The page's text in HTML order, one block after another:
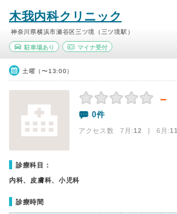
木我内科クリニック
神奈川県横浜市瀬谷区三ツ境（三ツ境駅）
駐車場あり マイナ受付
土曜（〜13:00）
－
0件
アクセス数 7月:12 | 6月:11
診療科目：
内科、皮膚科、小児科
診療時間